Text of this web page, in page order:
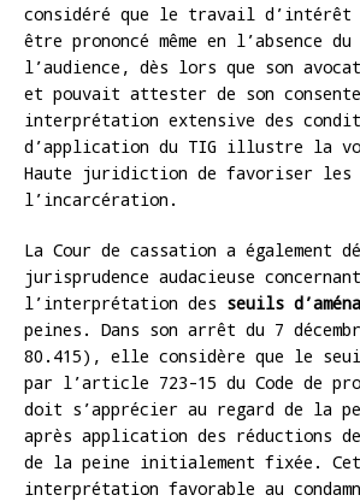
considéré que le travail d’intérêt
être prononcé même en l’absence du
l’audience, dès lors que son
et pouvait attester de son
interprétation extensive des
d’application du TIG illustre la
Haute juridiction de favoriser les
l’incarcération.
La Cour de cassation a également
jurisprudence audacieuse concernant
l’interprétation des seuils
peines. Dans son arrêt du 7
80.415), elle considère que le
par l’article 723-15 du Code de
doit s’apprécier au regard de la
après application des réductions
de la peine initialement fixée.
interprétation favorable au